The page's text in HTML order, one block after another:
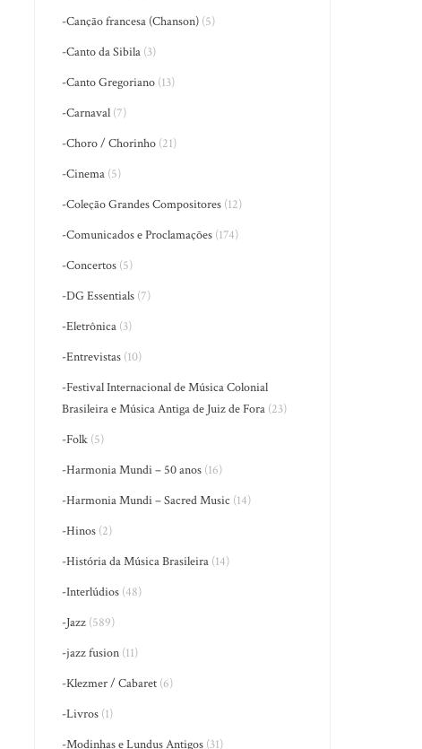
-Canção francesa (Chanson) (5)
-Canto da Sibila (3)
-Canto Gregoriano (13)
-Carnaval (7)
-Choro / Chorinho (21)
-Cinema (5)
-Coleção Grandes Compositores (12)
-Comunicados e Proclamações (174)
-Concertos (5)
-DG Essentials (7)
-Eletrônica (3)
-Entrevistas (10)
-Festival Internacional de Música Colonial
Brasileira e Música Antiga de Juiz de Fora (23)
-Folk (5)
-Harmonia Mundi – 50 anos (16)
-Harmonia Mundi – Sacred Music (14)
-Hinos (2)
-História da Música Brasileira (14)
-Interlúdios (48)
-Jazz (589)
-jazz fusion (11)
-Klezmer / Cabaret (6)
-Livros (1)
-Modinhas e Lundus Antigos (31)